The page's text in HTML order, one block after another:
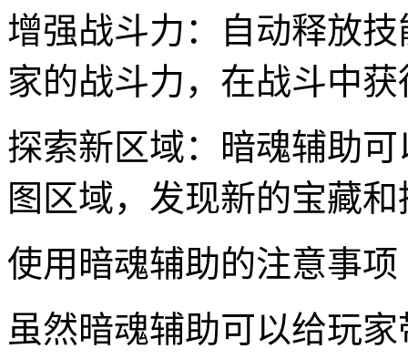
增强战斗力：自动释放
家的战斗力，在战斗中
探索新区域：暗魂辅助
图区域，发现新的宝藏
使用暗魂辅助的注意事项
虽然暗魂辅助可以给玩